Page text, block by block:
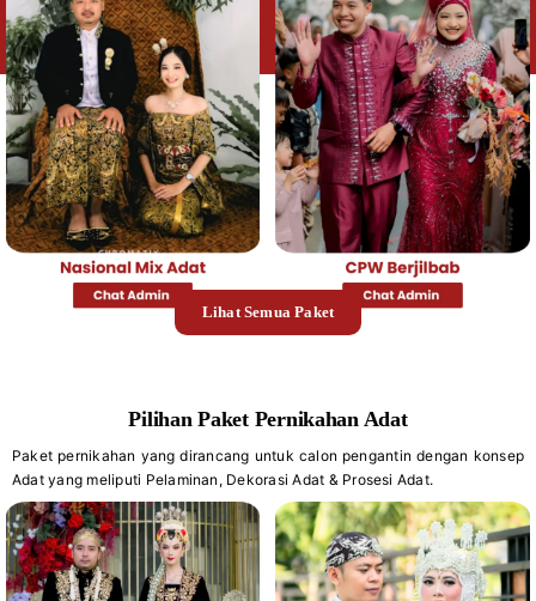
Lihat Semua Paket
Pilihan Paket Pernikahan Adat
Paket pernikahan yang dirancang untuk calon pengantin dengan konsep
Adat yang meliputi Pelaminan, Dekorasi Adat & Prosesi Adat.